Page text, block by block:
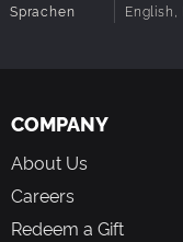
Sprachen English,
COMPANY
About Us
Careers
Redeem a Gift